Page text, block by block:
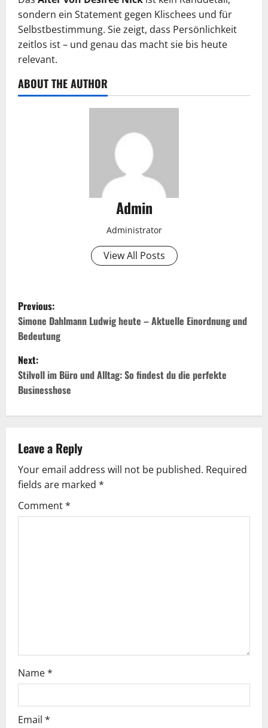
sondern ein Statement gegen Klischees und für
Selbstbestimmung. Sie zeigt, dass Persönlichkeit
zeitlos ist – und genau das macht sie bis heute
relevant.
ABOUT THE AUTHOR
Admin
Administrator
View All Posts
P
o
s
t
n
v
i
g
Previous:
Simone Dahlmann Ludwig heute – Aktuelle Einordnung und
Bedeutung
Next:
Stilvoll im Büro und Alltag: So findest du die perfekte
Businesshose
Leave a Reply
Your email address will not be published. Required
fields are marked *
Comment*
Name*
Email *